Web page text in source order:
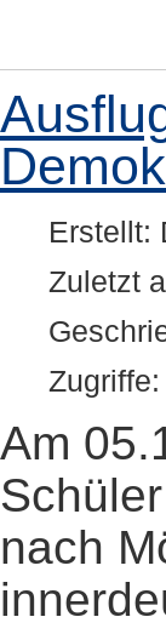
Erstellt:
Zuletzt
Am
nach